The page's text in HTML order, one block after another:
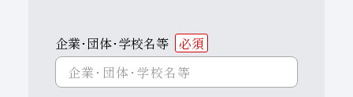
企業･団体･学校名等 必須